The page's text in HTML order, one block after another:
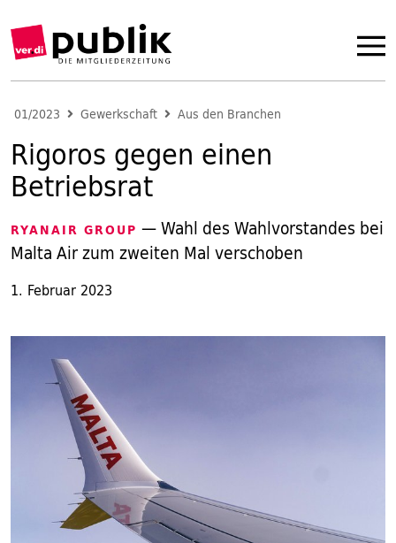
01/2023 Gewerkschaft Aus den Branchen
Rigoros gegen einen
Betriebsrat
RYANAIR GROUP — Wahl des Wahlvorstandes bei
Malta Air zum zweiten Mal verschoben
1. Februar 2023